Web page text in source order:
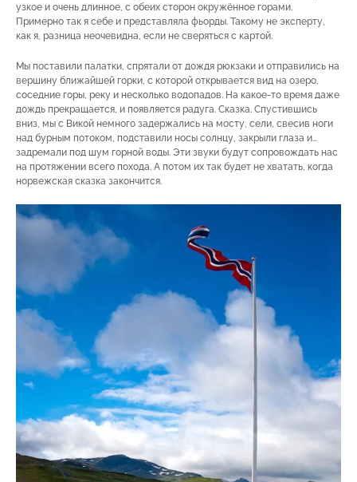
узкое и очень длинное, с обеих сторон окружённое горами.
Примерно так я себе и представляла фьорды. Такому не эксперту,
как я, разница неочевидна, если не сверяться с картой.
Мы поставили палатки, спрятали от дождя рюкзаки и отправились на
вершину ближайшей горки, с которой открывается вид на озеро,
соседние горы, реку и несколько водопадов. На какое-то время даже
дождь прекращается, и появляется радуга. Сказка. Спустившись
вниз, мы с Викой немного задержались на мосту, сели, свесив ноги
над бурным потоком, подставили носы солнцу, закрыли глаза и…
задремали под шум горной воды. Эти звуки будут сопровождать нас
на протяжении всего похода. А потом их так будет не хватать, когда
норвежская сказка закончится.